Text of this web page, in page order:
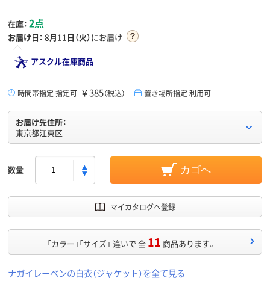
在庫： 2点
お届け日： 8月11日（火）にお届け
アスクル在庫商品
時間帯指定 指定可 ￥385（税込） 置き場所指定 利用可
お届け先住所：
東京都江東区
数量 カゴへ
マイカタログへ登録
「カラー」「サイズ」 違いで 全 11 商品あります。
ナガイレーベンの白衣（ジャケット）を全て見る